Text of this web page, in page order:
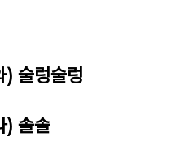
술렁술렁
) 솔솔